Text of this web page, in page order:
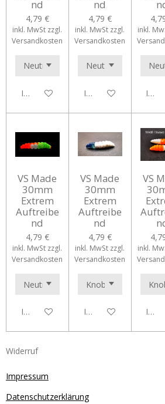
nd
4,79 €
inkl. MwSt zzgl.
Versandkosten
In den Warenkorb
nd
4,79 €
inkl. MwSt zzgl.
Versandkosten
In den Warenkorb
inkl.
In
VS Made
30mm
Extrem
Auftreibe
nd
4,79 €
inkl. MwSt zzgl.
Versandkosten
In den Warenkorb
VS Made
30mm
Extrem
Auftreibe
nd
4,79 €
inkl. MwSt zzgl.
Versandkosten
In den Warenkorb
VS
inkl.
In
Widerruf
Impressum
Datenschutzerklärung